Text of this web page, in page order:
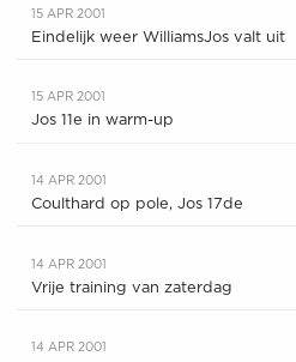
15 APR 2001
Eindelijk weer WilliamsJos valt uit
15 APR 2001
Jos 11e in warm-up
14 APR 2001
Coulthard op pole, Jos 17de
14 APR 2001
Vrije training van zaterdag
14 APR 2001